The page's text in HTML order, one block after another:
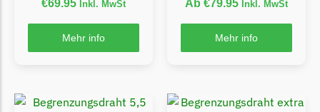
Garden Feelings
Begrenzungsdraht
Greenworks Messer
€69.95 Inkl. MwSt
Mehr info
Ab €79.95 Inkl. MwSt
Mehr info